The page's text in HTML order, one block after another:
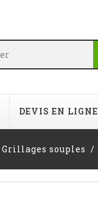
DEVIS EN LIGNE
Grillages souples